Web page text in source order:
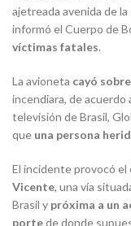
ajetreada avenida de
informó el Cuerpo de
víctimas fatales.
La avioneta cayó
incendiara, de acuerdo
televisión de Brasil,
que una persona
El incidente provocó el
Vicente, una vía
Brasil y próxima a un
portede donde